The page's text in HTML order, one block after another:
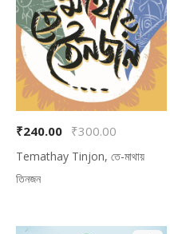
₹240.00 ₹300.00
Temathay Tinjon, তে-মাথায়
তিনজন